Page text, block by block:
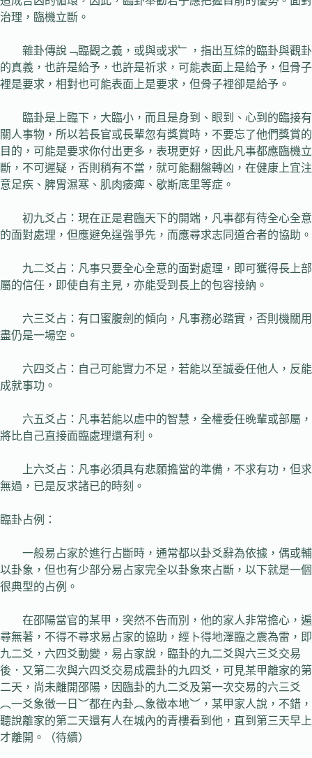
治理，臨機立斷。
雜卦傳說﹁臨觀之義，或與或求﹂，指出互綜的臨卦與觀卦
的真義，也許是給予，也許是祈求，可能表面上是給予，但骨子
裡是要求，相對也可能表面上是要求，但骨子裡卻是給予。
臨卦是上臨下，大臨小，而且是身到、眼到、心到的臨接有
關人事物，所以若長官或長輩忽有獎賞時，不要忘了他們獎賞的
目的，可能是要求你付出更多，表現更好，因此凡事都應臨機立
斷，不可遲疑，否則稍有不當，就可能翻盤轉凶，在健康上宜注
意足疾、脾胃濕寒、肌肉痿痺、歇斯底里等症。
初九爻占：現在正是君臨天下的開端，凡事都有待全心全意
的面對處理，但應避免逞強爭先，而應尋求志同道合者的協助。
九二爻占：凡事只要全心全意的面對處理，即可獲得長上部
屬的信任，即使自有主見，亦能受到長上的包容接納。
六三爻占：有口蜜腹劍的傾向，凡事務必踏實，否則機關用
盡仍是一場空。
六四爻占：自己可能實力不足，若能以至誠委任他人，反能
成就事功。
六五爻占：凡事若能以虛中的智慧，全權委任晚輩或部屬，
將比自己直接面臨處理還有利。
上六爻占：凡事必須具有悲願擔當的準備，不求有功，但求
無過，已是反求諸已的時刻。
臨卦占例：
一般易占家於進行占斷時，通常都以卦爻辭為依據，偶或輔
以卦象，但也有少部分易占家完全以卦象來占斷，以下就是一個
很典型的占例。
在邵陽當官的某甲，突然不告而別，他的家人非常擔心，遍
尋無著，不得不尋求易占家的協助，經卜得地澤臨之震為雷，即
九二爻，六四爻動變，易占家說，臨卦的九二爻與六三爻交易
後．又第二次與六四爻交易成震卦的九四爻，可見某甲離家的第
二天，尚未離開邵陽，因臨卦的九二爻及第一次交易的六三爻
︵一爻象徵一日︶都在內卦︵象徵本地︶，某甲家人說，不錯，
聽說離家的第二天還有人在城內的青樓看到他，直到第三天早上
才離開。（待續）